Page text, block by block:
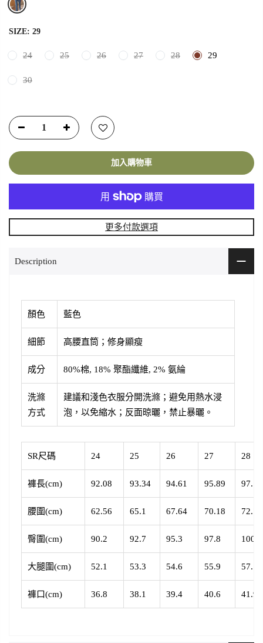
SIZE: 29
24 25 26 27 28 29
30
加入購物車
更多付款選項
Description
顏色 藍色
細節 高腰直筒；修身顯瘦
成分 80%棉, 18% 聚酯纖維, 2% 氨綸
洗滌
方式
建議和淺色衣服分開洗滌 ；避免用熱水浸
泡，以免縮水；反面晾曬，禁止暴曬。
SR尺碼 24 25 26 27 28
褲長(cm) 92.08 93.34 94.61 95.89 97.16
腰圍(cm) 62.56 65.1 67.64 70.18 72.72
臀圍(cm) 90.2 92.7 95.3 97.8 100
大腿圍(cm) 52.1 53.3 54.6 55.9 57.1
褲口(cm) 36.8 38.1 39.4 40.6 41.9